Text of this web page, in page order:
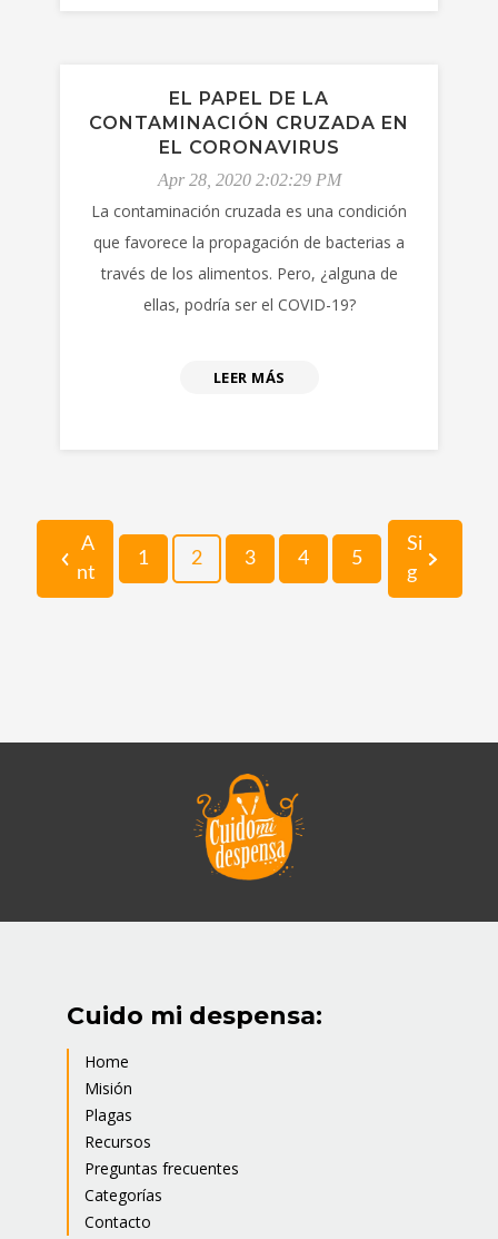
EL PAPEL DE LA
CONTAMINACIÓN CRUZADA EN
EL CORONAVIRUS
Apr 28, 2020 2:02:29 PM
La contaminación cruzada es una condición
que favorece la propagación de bacterias a
través de los alimentos. Pero, ¿alguna de
ellas, podría ser el COVID-19?
LEER MÁS
A
nt
1 2 3 4 5
Si
g
Cuido mi despensa:
Home
Misión
Plagas
Recursos
Preguntas frecuentes
Categorías
Contacto